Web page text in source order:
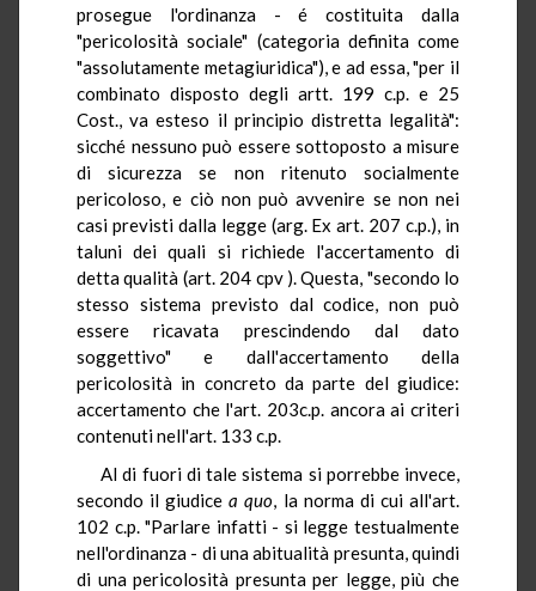
prosegue l'ordinanza - é costituita dalla
"pericolosità sociale" (categoria definita come
"assolutamente metagiuridica"), e ad essa, "per il
combinato disposto degli artt. 199 c.p. e 25
Cost., va esteso il principio distretta legalità":
sicché nessuno può essere sottoposto a misure
di sicurezza se non ritenuto socialmente
pericoloso, e ciò non può avvenire se non nei
casi previsti dalla legge (arg. Ex art. 207 c.p.), in
taluni dei quali si richiede l'accertamento di
detta qualità (art. 204 cpv ). Questa, "secondo lo
stesso sistema previsto dal codice, non può
essere ricavata prescindendo dal dato
soggettivo" e dall'accertamento della
pericolosità in concreto da parte del giudice:
accertamento che l'art. 203c.p. ancora ai criteri
contenuti nell'art. 133 c.p.
Al di fuori di tale sistema si porrebbe invece,
secondo il giudicea quo, la norma di cui all'art.
102 c.p. "Parlare infatti - si legge testualmente
nell'ordinanza - di una abitualità presunta, quindi
di una pericolosità presunta per legge, più che